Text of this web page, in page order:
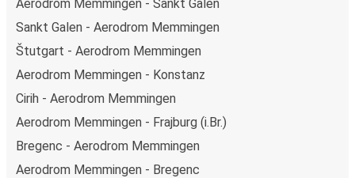
Aerodrom Memmingen - Sankt Galen
Sankt Galen - Aerodrom Memmingen
Štutgart - Aerodrom Memmingen
Aerodrom Memmingen - Konstanz
Cirih - Aerodrom Memmingen
Aerodrom Memmingen - Frajburg (i.Br.)
Bregenс - Aerodrom Memmingen
Aerodrom Memmingen - Bregenс